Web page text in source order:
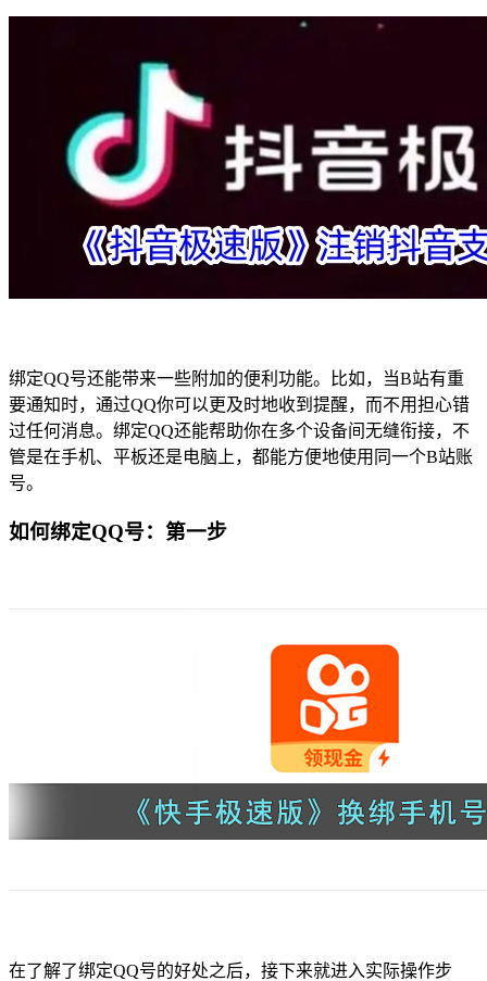
绑定QQ号还能带来一些附加的便利功能。比如，当B站有重
要通知时，通过QQ你可以更及时地收到提醒，而不用担心错
过任何消息。绑定QQ还能帮助你在多个设备间无缝衔接，不
管是在手机、平板还是电脑上，都能方便地使用同一个B站账
号。
如何绑定QQ号：第一步
在了解了绑定QQ号的好处之后，接下来就进入实际操作步